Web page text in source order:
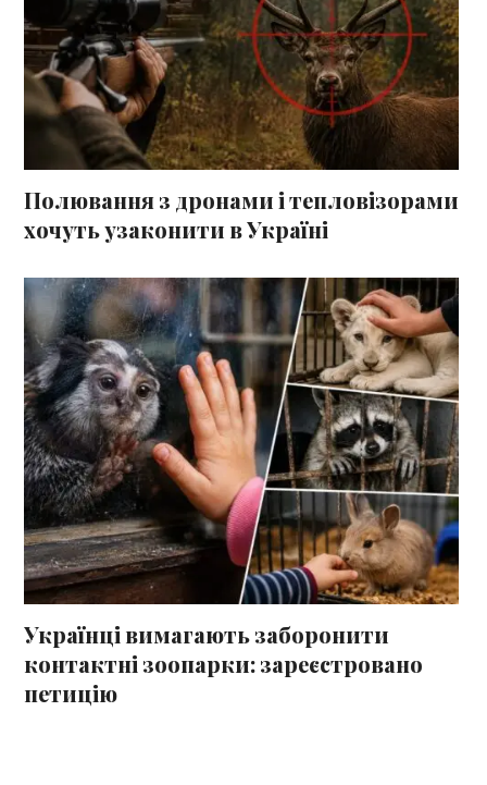
Полювання з дронами і тепловізорами
хочуть узаконити в Україні
Українці вимагають заборонити
контактні зоопарки: зареєстровано
петицію